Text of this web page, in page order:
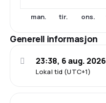
man. tir. ons.
Generell informasjon
Lokal tid (UTC+1)
23:38, 6 aug. 2026